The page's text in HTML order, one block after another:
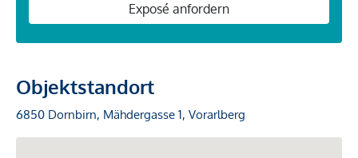
Exposé anfordern
Objektstandort
6850 Dornbirn, Mähdergasse 1, Vorarlberg